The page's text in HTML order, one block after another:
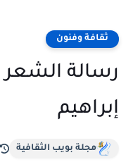
ثقافة وفنون
رسالة
إبراهيم
مجلة بويب الثقافية